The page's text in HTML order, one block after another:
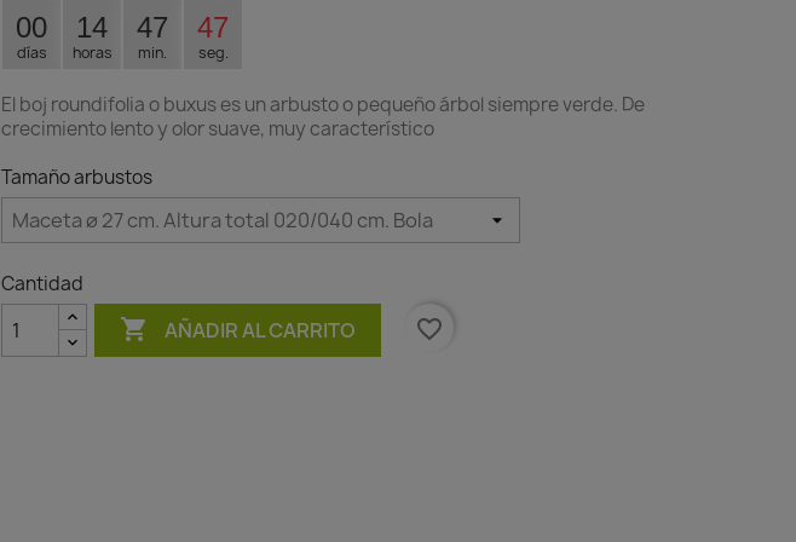
00
días
14
horas
47
min.
47
seg.
El boj roundifolia o buxus es un arbusto o pequeño árbol siempre verde. De
crecimiento lento y olor suave, muy característico
Tamaño arbustos
Cantidad
 AÑADIR AL CARRITO favorite_border